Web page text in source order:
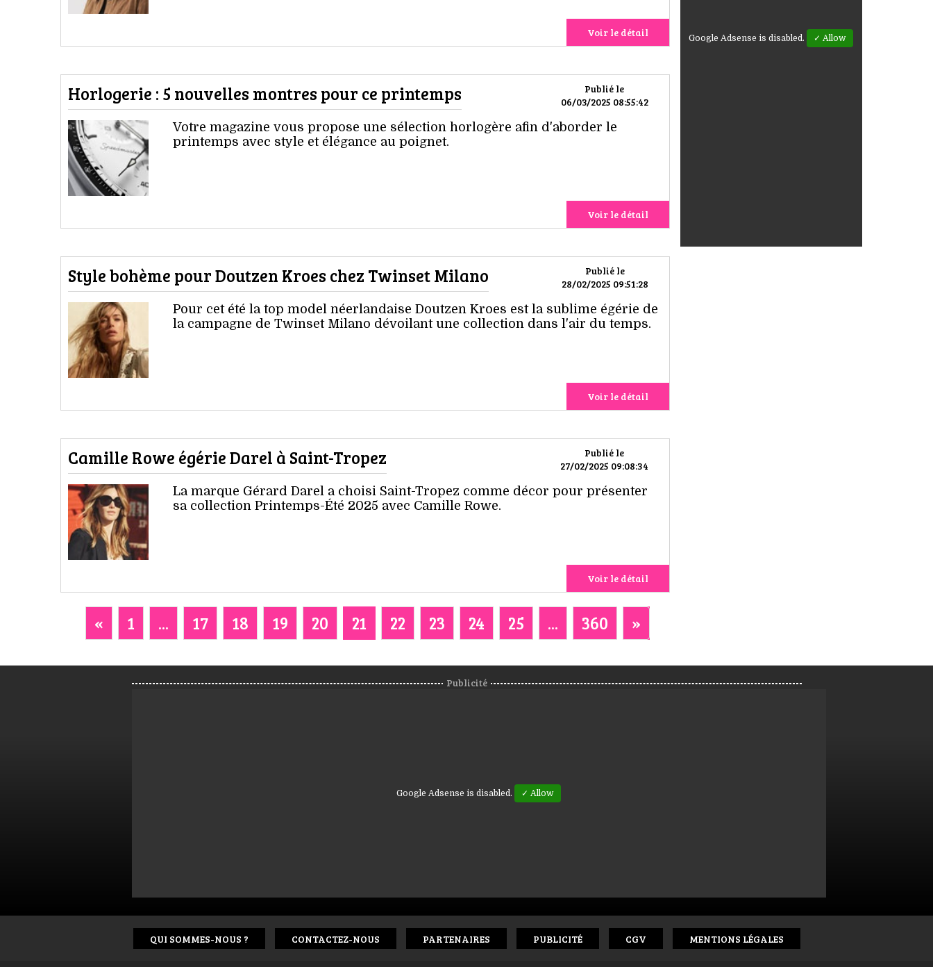
Voir le détail
Publié le
06/03/2025 08:55:42
Horlogerie : 5 nouvelles montres pour ce printemps
Votre magazine vous propose une sélection horlogère afin d'aborder le
printemps avec style et élégance au poignet.
Voir le détail
Publié le
28/02/2025 09:51:28
Style bohème pour Doutzen Kroes chez Twinset Milano
Pour cet été la top model néerlandaise Doutzen Kroes est la sublime égérie de
la campagne de Twinset Milano dévoilant une collection dans l'air du temps.
Voir le détail
Publié le
27/02/2025 09:08:34
Camille Rowe égérie Darel à Saint-Tropez
La marque Gérard Darel a choisi Saint-Tropez comme décor pour présenter
sa collection Printemps-Été 2025 avec Camille Rowe.
Voir le détail
« 1 ... 17 18 19 20 21 22 23 24 25 ... 360 »
Google Adsense is disabled. ✓ Allow
Publicité
Google Adsense is disabled. ✓ Allow
QUI SOMMES-NOUS ? CONTACTEZ-NOUS PARTENAIRES PUBLICITÉ CGV MENTIONS LÉGALES